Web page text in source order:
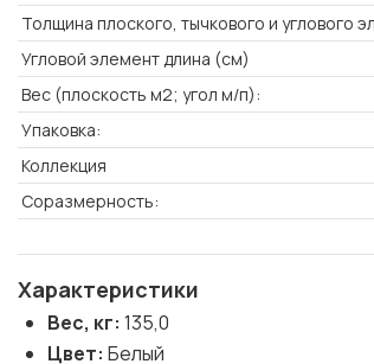
Толщина плоского, тычкового и углового
Угловой элемент длина (см)
Вес (плоскость м2; угол м/п):
Упаковка:
Коллекция
Соразмерность:
Характеристики
Вес, кг: 135,0
Цвет: Белый